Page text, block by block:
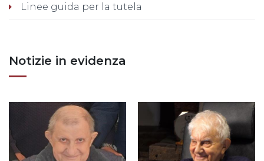
Linee guida per la tutela
Notizie in evidenza